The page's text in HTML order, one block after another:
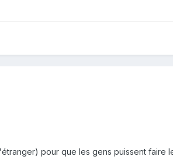
pour que les gens puissent faire